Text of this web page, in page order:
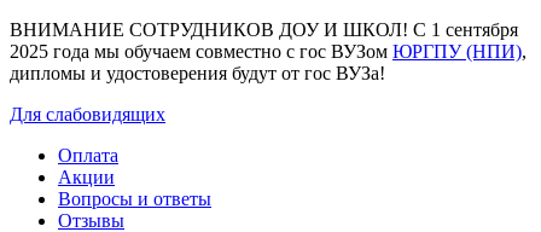
ВНИМАНИЕ СОТРУДНИКОВ ДОУ И ШКОЛ! С 1 сентября
2025 года мы обучаем совместно с гос ВУЗом ЮРГПУ (НПИ),
дипломы и удостоверения будут от гос ВУЗа!
Для слабовидящих
Оплата
Акции
Вопросы и ответы
Отзывы